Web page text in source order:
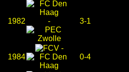
1982 - 3-1
1984
-
0-4